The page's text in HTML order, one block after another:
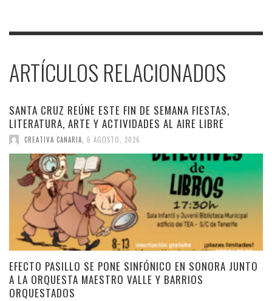
ARTÍCULOS RELACIONADOS
SANTA CRUZ REÚNE ESTE FIN DE SEMANA FIESTAS,
LITERATURA, ARTE Y ACTIVIDADES AL AIRE LIBRE
CREATIVA CANARIA 6 AGOSTO, 2026
EFECTO PASILLO SE PONE SINFÓNICO EN SONORA JUNTO
A LA ORQUESTA MAESTRO VALLE Y BARRIOS
ORQUESTADOS